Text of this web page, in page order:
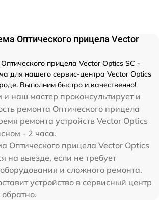
Оптического прицела Vector
прицела Vector Optics SC -
для нашего сервис-центра Vector Optics
Выполним быстро и качественно!
и наш мастер проконсультирует и
ремонта Оптического прицела
ремонта устройств Vector Optics
- 2 часа.
Оптического прицела Vector Optics
на выезде, если не требует
и сложного ремонта.
устройство в сервисный центр